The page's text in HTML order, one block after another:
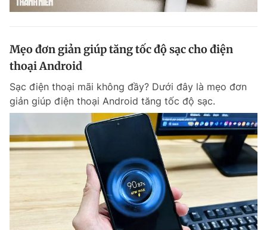
Tiện ích Bạn cần biết
Thông tin tòa soạn Liên hệ quảng cáo
Đọc Thanh Niên trên điện thoại
Theo dõi báo trên
Mẹo đơn giản giúp tăng tốc độ sạc cho điện
thoại Android
Sạc điện thoại mãi không đầy? Dưới đây là mẹo đơn
giản giúp điện thoại Android tăng tốc độ sạc.